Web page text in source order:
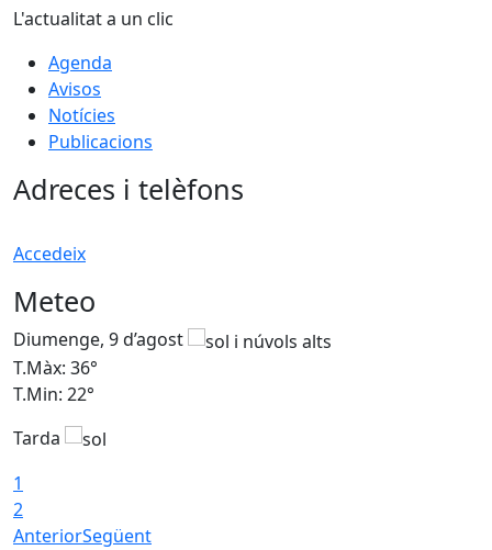
L'actualitat a un clic
Agenda
Avisos
Notícies
Publicacions
Adreces i telèfons
Accedeix
Meteo
Diumenge, 9 d’agost
T.Màx: 36°
T.Min: 22°
Tarda
1
2
AnteriorSegüent